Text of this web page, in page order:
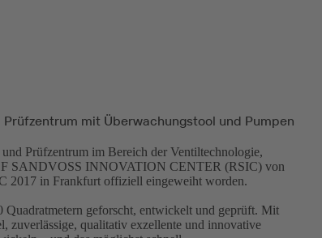
mit Überwachungstool und Pumpen
Prüfzentrum im Bereich der Ventiltechnologie,
SANDVOSS INNOVATION CENTER (RSIC) von
2017 in Frankfurt offiziell eingeweiht worden.
geforscht, entwickelt und geprüft. Mit
qualitativ exzellente und innovative